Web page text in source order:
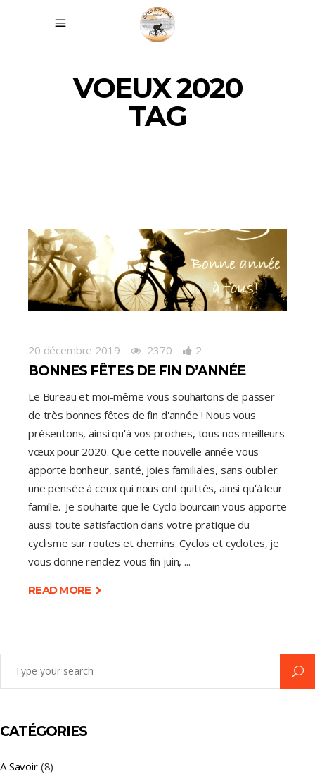
VOEUX 2020
TAG
20 décembre 2019 2370 2
BONNES FÊTES DE FIN D’ANNÉE
Le Bureau et moi-même vous souhaitons de passer
de très bonnes fêtes de fin d'année ! Nous vous
présentons, ainsi qu'à vos proches, tous nos meilleurs
vœux pour 2020. Que cette nouvelle année vous
apporte bonheur, santé, joies familiales, sans oublier
une pensée à ceux qui nous ont quittés, ainsi qu'à leur
famille. Je souhaite que le Cyclo bourcain vous apporte
aussi toute satisfaction dans votre pratique du
cyclisme sur routes et chemins. Cyclos et cyclotes, je
vous donne rendez-vous fin juin,
READ MORE
CATÉGORIES
A Savoir(8)